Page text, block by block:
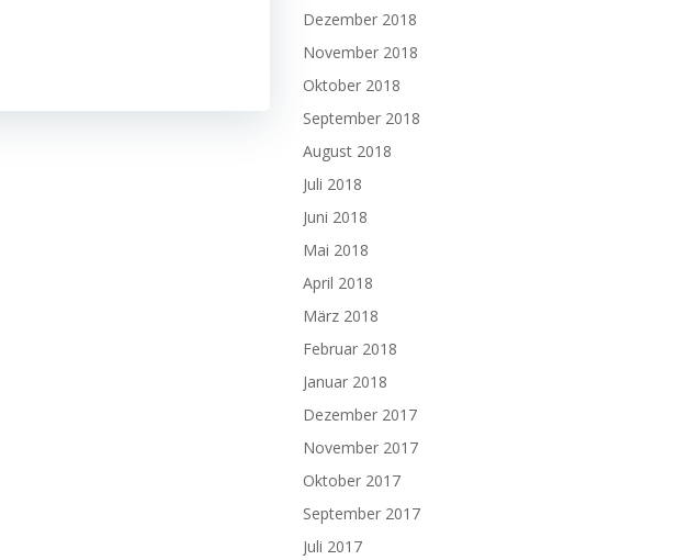
Dezember 2018
November 2018
Oktober 2018
September 2018
August 2018
Juli 2018
Juni 2018
Mai 2018
April 2018
März 2018
Februar 2018
Januar 2018
Dezember 2017
November 2017
Oktober 2017
September 2017
Juli 2017